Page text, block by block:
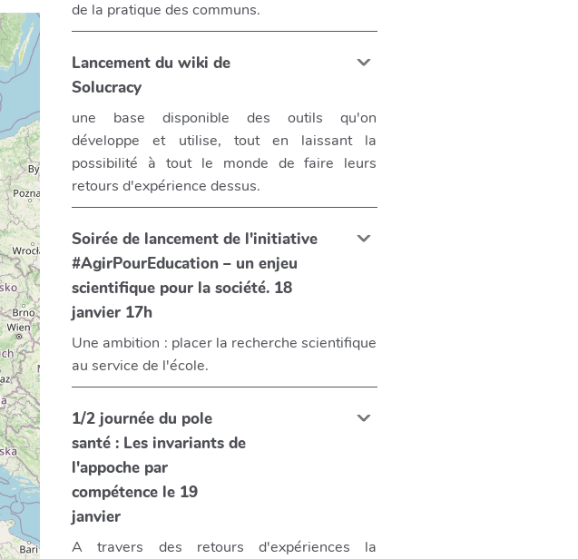
de la pratique des communs.
Lancement du wiki de
Solucracy
une base disponible des outils qu'on
développe et utilise, tout en laissant la
possibilité à tout le monde de faire leurs
retours d'expérience dessus.
Soirée de lancement de l'initiative
#AgirPourEducation – un enjeu
scientifique pour la société. 18
janvier 17h
Une ambition : placer la recherche scientifique
au service de l'école.
1/2 journée du pole
santé : Les invariants de
l'appoche par
compétence le 19
janvier
A travers des retours d'expériences la